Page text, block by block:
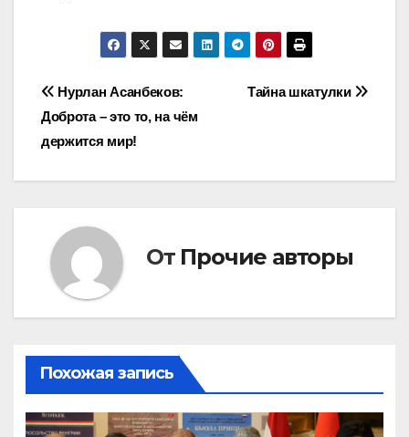
Навигация
по
записям
Тайна шкатулки
Нурлан Асанбеков:
Доброта – это то, на чём
держится мир!
От Прочие авторы
Похожая запись